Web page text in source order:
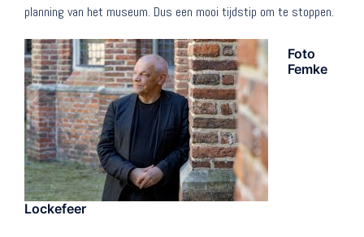
planning van het museum. Dus een mooi tijdstip om te stoppen.
Foto
Femke
Lockefeer